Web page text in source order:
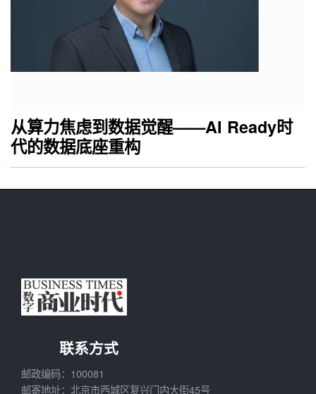
从算力焦虑到数据觉醒——AI Ready时
代的数据底座重构
联系方式
邮政编码：100081
邮寄地址：北京市西城区复兴门内大街45号